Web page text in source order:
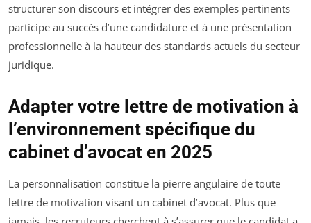
structurer son discours et intégrer des exemples pertinents
participe au succès d’une candidature et à une présentation
professionnelle à la hauteur des standards actuels du secteur
juridique.
Adapter votre lettre de motivation à
l’environnement spécifique du
cabinet d’avocat en 2025
La personnalisation constitue la pierre angulaire de toute
lettre de motivation visant un cabinet d’avocat. Plus que